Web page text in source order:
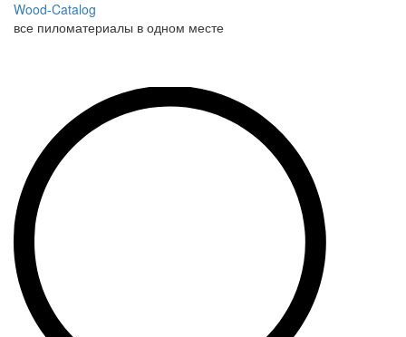
Wood-Catalog
все пиломатериалы в одном месте